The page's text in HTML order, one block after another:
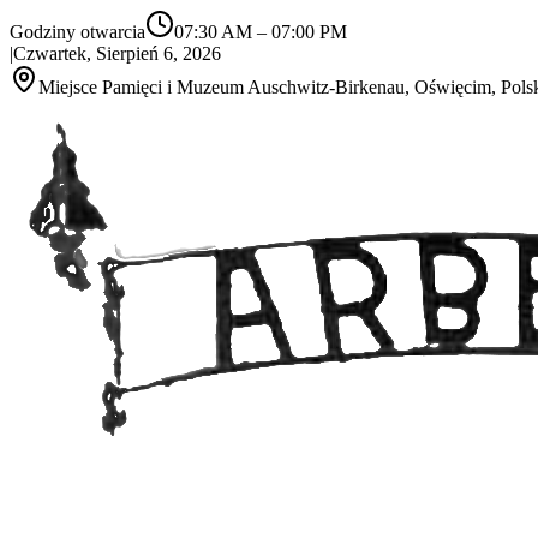
Godziny otwarcia 07:30 AM – 07:00 PM
|Czwartek, Sierpień 6, 2026
Miejsce Pamięci i Muzeum Auschwitz-Birkenau, Oświęcim,